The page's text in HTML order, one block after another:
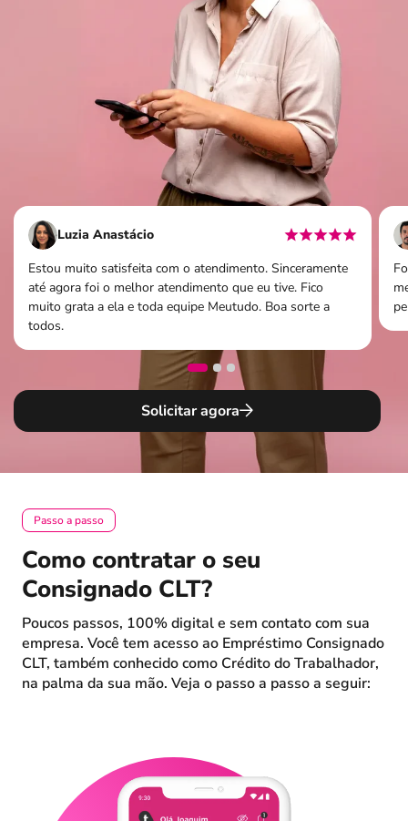
Luzia Anastácio
Estou muito satisfeita com o atendimento. Sinceramente
até agora foi o melhor atendimento que eu tive. Fico
muito grata a ela e toda equipe Meutudo. Boa sorte a
todos.
Solicitar agora
Passo a passo
Como contratar o seu
Consignado CLT?
Poucos passos, 100% digital e sem contato com sua
empresa. Você tem acesso ao Empréstimo Consignado
CLT, também conhecido como Crédito do Trabalhador,
na palma da sua mão. Veja o passo a passo a seguir: